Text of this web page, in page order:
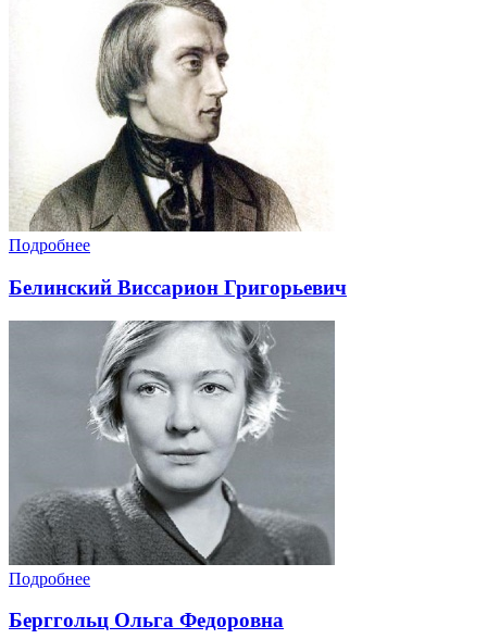
Подробнее
Белинский Виссарион Григорьевич
Подробнее
Берггольц Ольга Федоровна